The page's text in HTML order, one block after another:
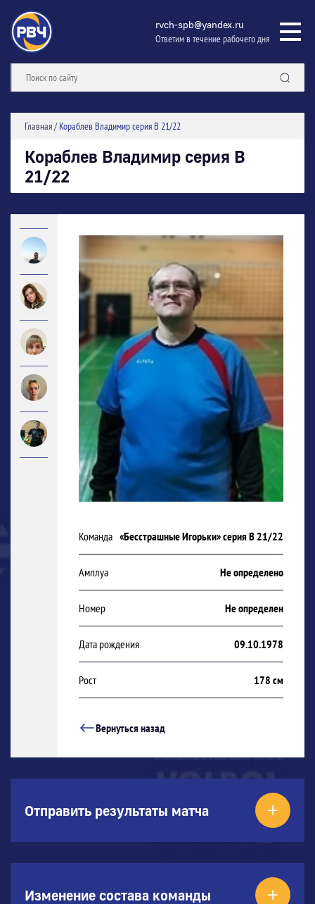
rvch-spb@yandex.ru
Ответим в течение рабочего дня
Главная/Кораблев Владимир серия В 21/22
Кораблев Владимир серия В
21/22
Команда «Бесстрашные Игорьки» серия В 21/22
Амплуа Не определено
Номер Не определен
Дата рождения 09.10.1978
Рост 178 см
Вернуться назад
Отправить результаты матча
Изменение состава команды